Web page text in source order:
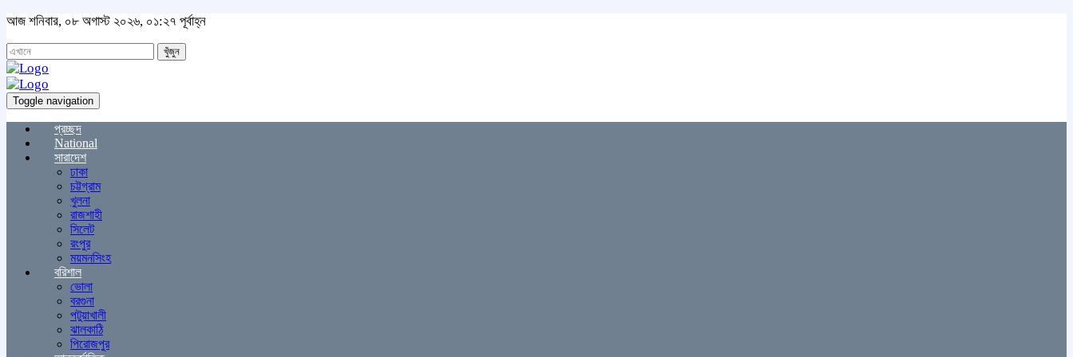
আজ শনিবার, ০৮ অগাস্ট ২০২৬, ০১:২৭ পূর্বাহ্ন
খুঁজুন
Toggle navigation
প্রচ্ছদ
National
সারাদেশ
ঢাকা
চট্টগ্রাম
খুলনা
রাজশাহী
সিলেট
রংপুর
ময়মনসিংহ
বরিশাল
ভোলা
বরগুনা
পটুয়াখালী
ঝালকাঠি
পিরোজপুর